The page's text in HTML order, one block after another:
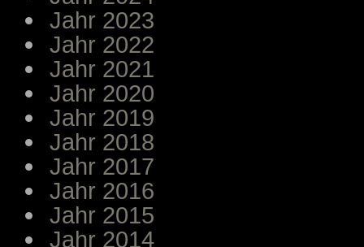
Jahr 2023
Jahr 2022
Jahr 2021
Jahr 2020
Jahr 2019
Jahr 2018
Jahr 2017
Jahr 2016
Jahr 2015
Jahr 2014